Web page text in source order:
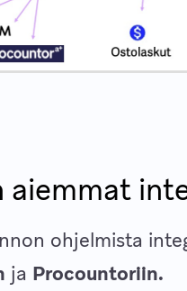
aiemmat
ohjelmista
ja Procountoriin.